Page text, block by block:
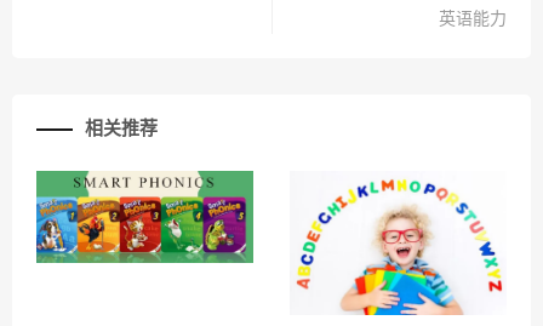
英语能力
相关推荐